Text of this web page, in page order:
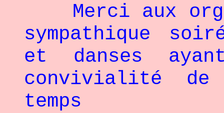
Merci aux
sympathique
et danses
convivialité
temps